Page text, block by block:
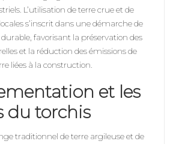
L’utilisation de terre crue et de
s’inscrit dans une démarche de
favorisant la préservation des
et la réduction des émissions de
liées à la construction.
et les
du torchis
traditionnel de terre argileuse et de